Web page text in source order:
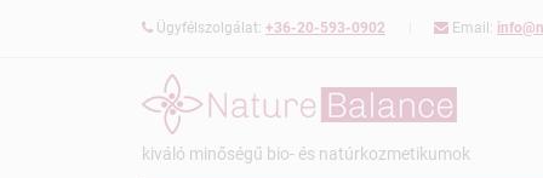
Ügyfélszolgálat: +36-20-593-0902 Email:
kiváló minőségű bio- és natúrkozmetikumok